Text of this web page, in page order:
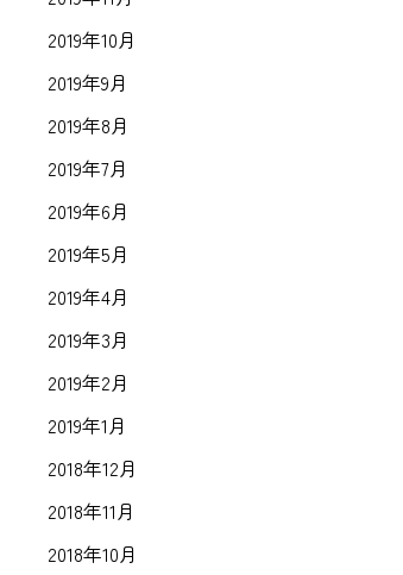
2019年10月
2019年9月
2019年8月
2019年7月
2019年6月
2019年5月
2019年4月
2019年3月
2019年2月
2019年1月
2018年12月
2018年11月
2018年10月